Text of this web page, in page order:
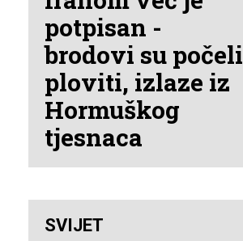
potpisan -
brodovi su počeli
ploviti, izlaze iz
Hormuškog
tjesnaca
SVIJET